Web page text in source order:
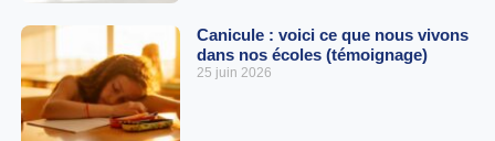
Canicule : voici ce que nous vivons
dans nos écoles (témoignage)
25 juin 2026